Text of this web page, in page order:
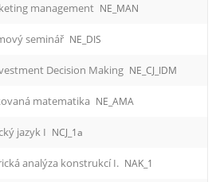
management NE_MAN
seminář NE_DIS
Decision Making NE_CJ_IDM
matematika NE_AMA
jazyk I NCJ_1a
analýza konstrukcí I. NAK_1